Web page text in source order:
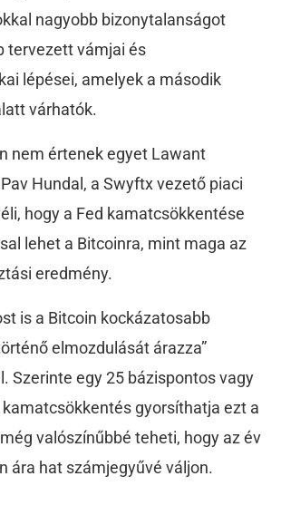
nagyobb bizonytalanságot
tervezett vámjai és
lépései, amelyek a második
várhatók.
nem értenek egyet Lawant
Hundal, a Swyftx vezető piaci
hogy a Fed kamatcsökkentése
lehet a Bitcoinra, mint maga az
eredmény.
is a Bitcoin kockázatosabb
elmozdulását árazza”
Szerinte egy 25 bázispontos vagy
gyorsíthatja ezt a
valószínűbbé teheti, hogy az év
ára hat számjegyűvé váljon.